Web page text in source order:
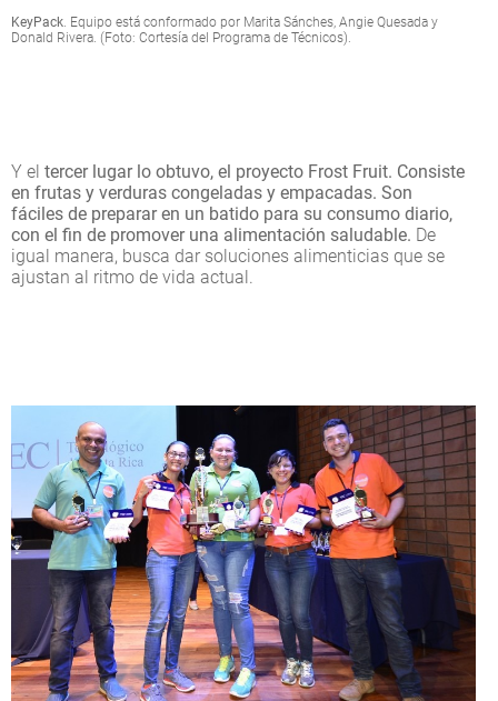
KeyPack. Equipo está conformado por Marita Sánches, Angie Quesada y
Donald Rivera. (Foto: Cortesía del Programa de Técnicos).
Y el tercer lugar lo obtuvo, el proyecto Frost Fruit. Consiste
en frutas y verduras congeladas y empacadas. Son
fáciles de preparar en un batido para su consumo diario,
con el fin de promover una alimentación saludable. De
igual manera, busca dar soluciones alimenticias que se
ajustan al ritmo de vida actual.